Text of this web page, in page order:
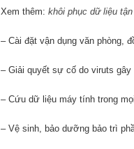
Xem thêm: khôi phục dữ liệu
– Cài đặt vận dụng văn phòng,
– Giải quyết sự cố do viruts gây
– Cứu dữ liệu máy tính trong
– Vệ sinh, bảo dưỡng bảo trì